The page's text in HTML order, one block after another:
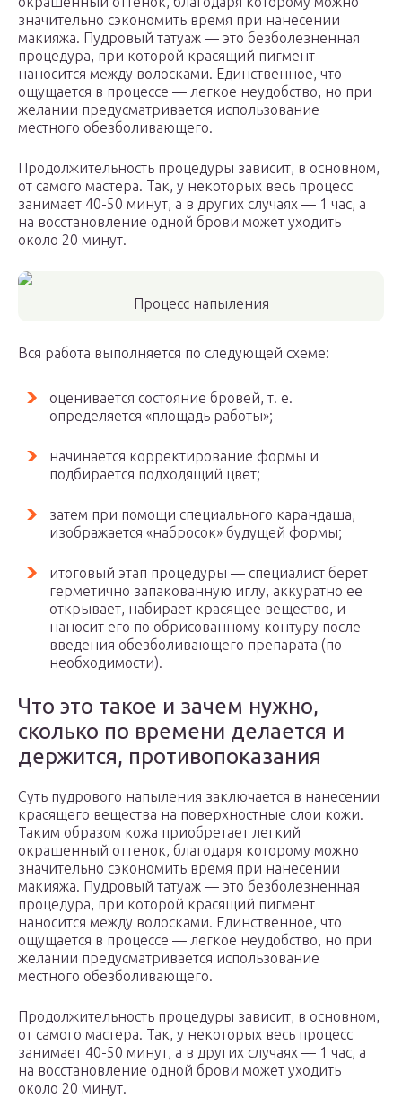
значительно сэкономить время при нанесении
макияжа. Пудровый татуаж — это безболезненная
процедура, при которой красящий пигмент
наносится между волосками. Единственное, что
ощущается в процессе — легкое неудобство, но при
желании предусматривается использование
местного обезболивающего.
Продолжительность процедуры зависит, в основном,
от самого мастера. Так, у некоторых весь процесс
занимает 40-50 минут, а в других случаях — 1 час, а
на восстановление одной брови может уходить
около 20 минут.
Процесс напыления
Вся работа выполняется по следующей схеме:
оценивается состояние бровей, т. е.
определяется «площадь работы»;
начинается корректирование формы и
подбирается подходящий цвет;
затем при помощи специального карандаша,
изображается «набросок» будущей формы;
итоговый этап процедуры — специалист берет
герметично запакованную иглу, аккуратно ее
открывает, набирает красящее вещество, и
наносит его по обрисованному контуру после
введения обезболивающего препарата (по
необходимости).
Что это такое и зачем нужно,
сколько по времени делается и
держится, противопоказания
Суть пудрового напыления заключается в нанесении
красящего вещества на поверхностные слои кожи.
Таким образом кожа приобретает легкий
окрашенный оттенок, благодаря которому можно
значительно сэкономить время при нанесении
макияжа. Пудровый татуаж — это безболезненная
процедура, при которой красящий пигмент
наносится между волосками. Единственное, что
ощущается в процессе — легкое неудобство, но при
желании предусматривается использование
местного обезболивающего.
Продолжительность процедуры зависит, в основном,
от самого мастера. Так, у некоторых весь процесс
занимает 40-50 минут, а в других случаях — 1 час, а
на восстановление одной брови может уходить
около 20 минут.